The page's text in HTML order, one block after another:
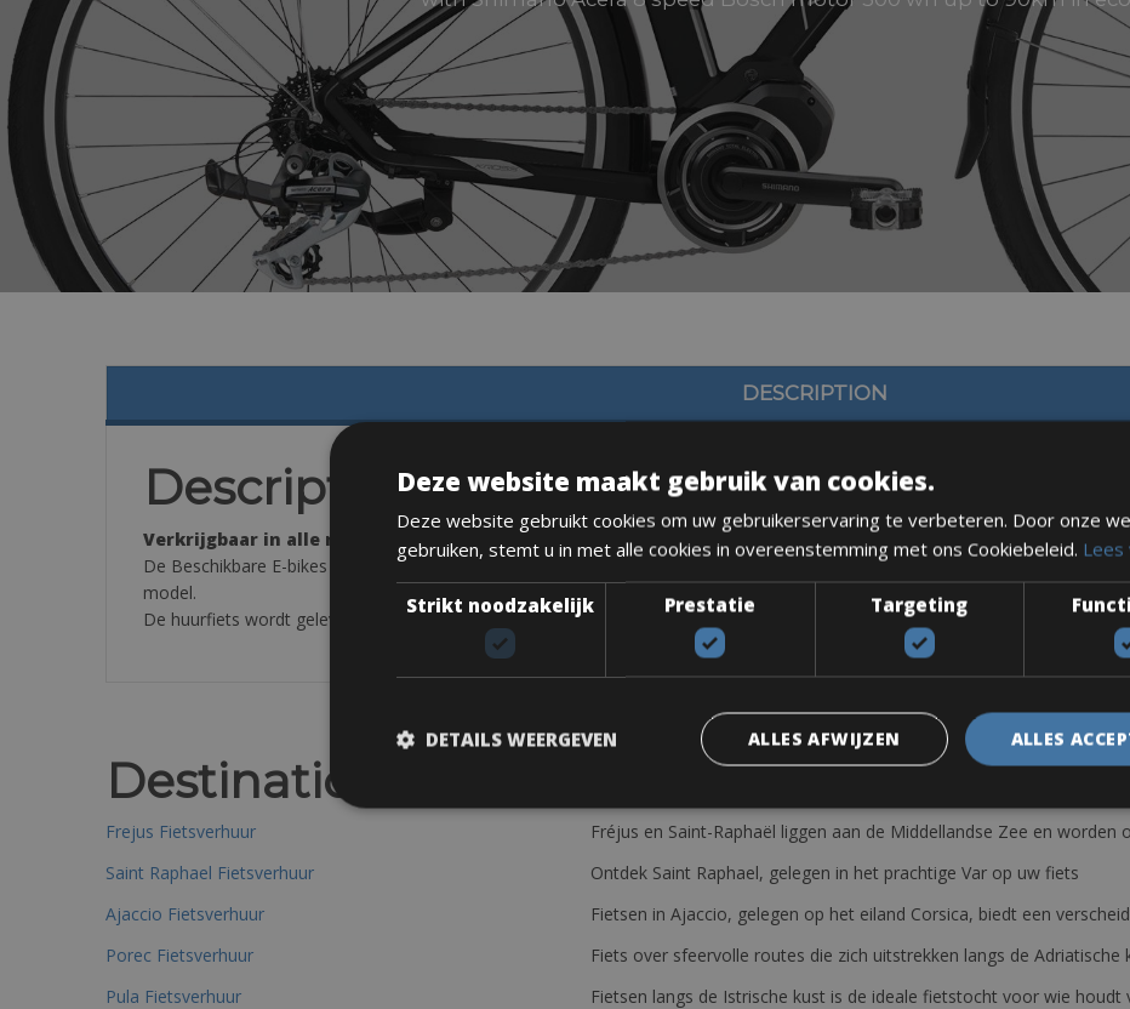
DESCRIPTION
Description
Verkrijgbaar in alle maten:
De Beschikbare E-bikes bij boeking zijn: Atala Easy, KrossTrans Hybrid of Wilier Magneto. Allemaal met Shimano Acera 8
model.
De huurfiets wordt geleverd inclusief: zadeltas met multitool, bandenlichters, repairste en 1 bidonhouder.
Destinations
Frejus Fietsverhuur
Fréjus en Saint-Raphaël liggen aan de Middellandse Zee en
Saint Raphael Fietsverhuur
Ontdek Saint Raphael, gelegen in het prachtige Var op uw fiets
Ajaccio Fietsverhuur
Fietsen in Ajaccio, gelegen op het eiland Corsica, biedt een
Porec Fietsverhuur
Fiets over sfeervolle routes die zich uitstrekken langs de
Pula Fietsverhuur
Fietsen langs de Istrische kust is de ideale fietstocht voor wie houdt
Deze website maakt gebruik van cookies.
Deze website gebruikt cookies om uw gebruikerservaring te verbeteren. Door onze
gebruiken, stemt u in met alle cookies in overeenstemming met ons Cookiebeleid.
Strikt noodzakelijk Prestatie Targeting
ALLES
ALLES AFWIJZEN
DETAILS WEERGEVEN